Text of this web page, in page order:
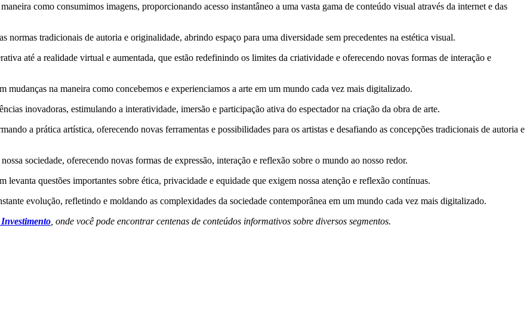
como consumimos imagens, proporcionando acesso instantâneo a uma vasta gama de conteúdo visual através da internet e das
normas tradicionais de autoria e originalidade, abrindo espaço para uma diversidade sem precedentes na estética visual.
até a realidade virtual e aumentada, que estão redefinindo os limites da criatividade e oferecendo novas formas de interação e
mudanças na maneira como concebemos e experienciamos a arte em um mundo cada vez mais digitalizado.
inovadoras, estimulando a interatividade, imersão e participação ativa do espectador na criação da obra de arte.
a prática artística, oferecendo novas ferramentas e possibilidades para os artistas e desafiando as concepções tradicionais de autoria e
sociedade, oferecendo novas formas de expressão, interação e reflexão sobre o mundo ao nosso redor.
levanta questões importantes sobre ética, privacidade e equidade que exigem nossa atenção e reflexão contínuas.
evolução, refletindo e moldando as complexidades da sociedade contemporânea em um mundo cada vez mais digitalizado.
, onde você pode encontrar centenas de conteúdos informativos sobre diversos segmentos.